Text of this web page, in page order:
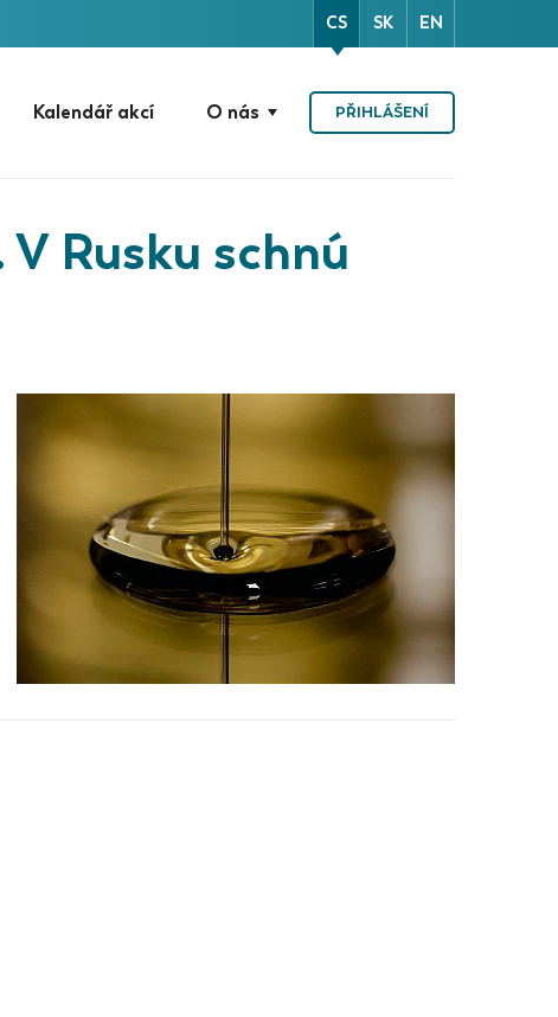
CS SK EN
Kalendář akcí O nás PŘIHLÁŠENÍ
Rusku schnú